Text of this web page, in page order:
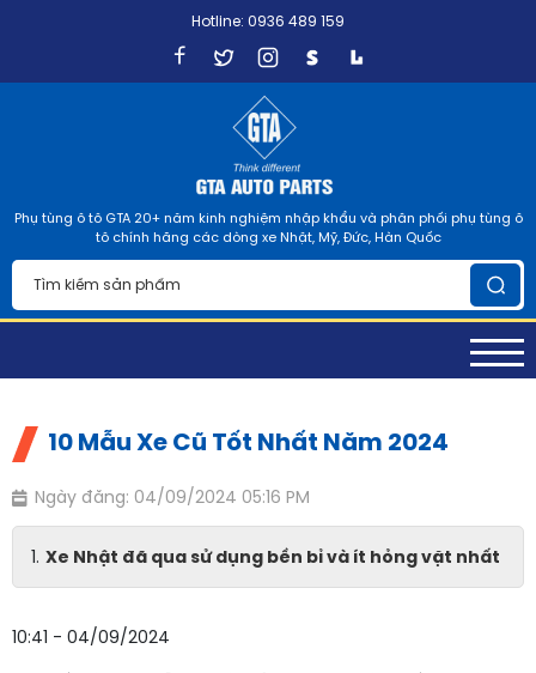
Hotline: 0936 489 159
Phụ tùng ô tô GTA 20+ năm kinh nghiệm nhập khẩu và phân phối phụ tùng ô
tô chính hãng các dòng xe Nhật, Mỹ, Đức, Hàn Quốc
10 Mẫu Xe Cũ Tốt Nhất Năm 2024
Ngày đăng: 04/09/2024 05:16 PM
Xe Nhật đã qua sử dụng bền bỉ và ít hỏng vặt nhất
10:41 - 04/09/2024